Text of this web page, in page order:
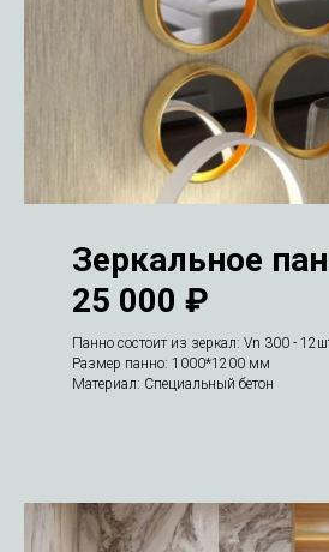
Зеркальное
25 000 ₽
Панно состоит из зеркал: Vn 300 -
Размер панно: 1000*1200 мм
Материал: Специальный бетон